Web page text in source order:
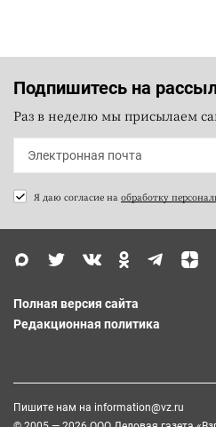
Подпишитесь на
Раз в неделю мы присылаем
Я даю согласие на обработку
Полная версия сайта
Редакционная политика
Пишите нам на information@vz.ru